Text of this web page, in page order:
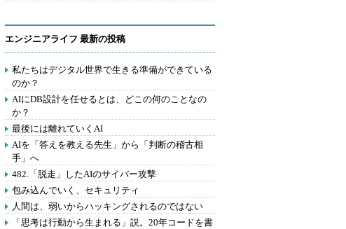
エンジニアライフ 最新の投稿
私たちはデジタル世界で生きる準備ができている
のか？
AIにDB設計を任せるとは、どこの何のことなの
か？
最後には離れていくAI
AIを「答えを教える先生」から「判断の稽古相
手」へ
482.「脱走」したAIのサイバー攻撃
包み込んでいく、セキュリティ
人間は、弱いからハッキングされるのではない
「思考は行動から生まれる」説。20年コードを書